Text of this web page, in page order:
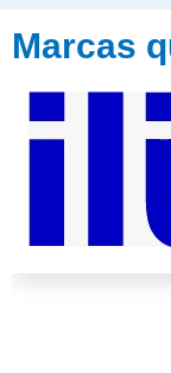
Marcas